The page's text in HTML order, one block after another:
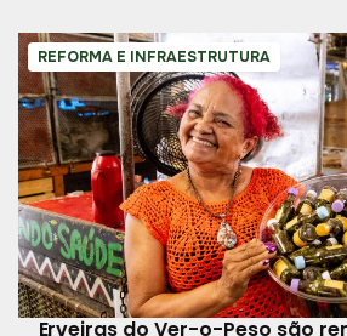
REFORMA E INFRAESTRUTURA
Erveiras do Ver-o-Peso são